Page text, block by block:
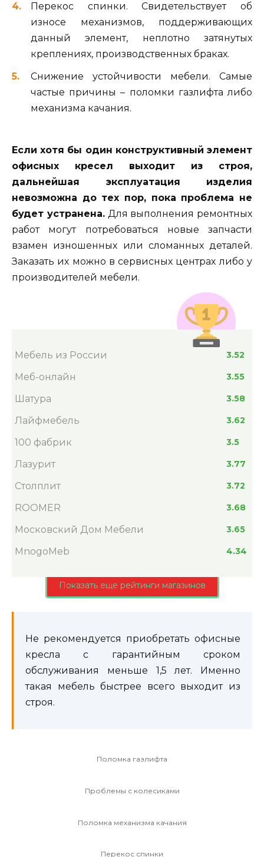
Перекос спинки. Свидетельствует об
износе механизмов, поддерживающих
данный элемент, неплотно затянутых
креплениях, производственных браках.
Снижение устойчивости мебели. Самые
частые причины – поломки газлифта либо
механизма качания.
Если хотя бы один конструктивный элемент
офисных кресел выходит из строя,
дальнейшая эксплуатация изделия
невозможна до тех пор, пока проблема не
будет устранена.Для выполнения ремонтных
работ могут потребоваться новые запчасти
взамен изношенных или сломанных деталей.
Заказать их можно в сервисных центрах либо у
производителей мебели.
Мебель из России 3.52
Меб-онлайн 3.55
Шатура 3.58
Лайфмебель 3.62
100 фабрик 3.5
Лазурит 3.77
Столплит 3.72
ROOMER 3.68
Московский Дом Мебели 3.65
MnogoMeb 4.34
Показать еще рейтинги магазинов
Не рекомендуется приобретать офисные
кресла с гарантийным сроком
обслуживания меньше 1,5 лет. Именно
такая мебель быстрее всего выходит из
строя.
Поломка газлифта
Проблемы с колесиками
Поломка механизма качания
Перекос спинки